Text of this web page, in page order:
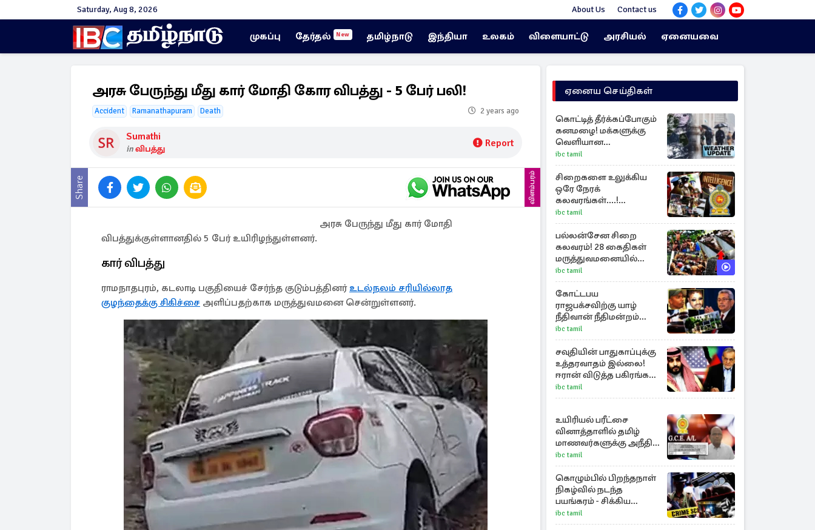
Saturday, Aug 8, 2026 About Us Contact us
முகப்பு தேர்தல் New தமிழ்நாடு இந்தியா உலகம் விளையாட்டு அரசியல் ஏனையவை
அரசு பேருந்து மீது கார் மோதி கோர விபத்து - 5 பேர் பலி!
Accident Ramanathapuram Death 2 years ago
Sumathi
inவிபத்து Report
Share விளம்பரம்
அரசு பேருந்து மீது கார் மோதி
விபத்துக்குள்ளானதில் 5 பேர் உயிரிழந்துள்ளனர்.
கார் விபத்து
ராமநாதபுரம், கடலாடி பகுதியைச் சேர்ந்த குடும்பத்தினர் உடல்நலம் சரியில்லாத
குழந்தைக்கு சிகிச்சை அளிப்பதற்காக மருத்துவமனை சென்றுள்ளனர்.
ஏனைய செய்திகள்
கொட்டித் தீர்க்கப்போகும்
கனமழை! மக்களுக்கு
வெளியான
முன்னெச்சரிக்கை
ibc tamil
சிறைகளை உலுக்கிய
ஒரே நேரக்
கலவரங்கள்....!
உளவுத்துறை எச்சரித்த
பாரிய சதி அம்பலம்
ibc tamil
பல்லன்சேன சிறை
கலவரம்! 28 கைதிகள்
மருத்துவமனையில்
அனுமதி
ibc tamil
கோட்டபய
ராஜபக்சவிற்கு யாழ்
நீதிவான் நீதிமன்றம்
பிறப்பித்த விசேட
உத்தரவு!
ibc tamil
சவுதியின் பாதுகாப்புக்கு
உத்தரவாதம் இல்லை!
ஈரான் விடுத்த பகிரங்க
எச்சரிக்கை
ibc tamil
உயிரியல் பரீட்சை
வினாத்தாளில் தமிழ்
மாணவர்களுக்கு அநீதி :
அம்பலப்படுத்திய எம்.பி
ibc tamil
கொழும்பில் பிறந்தநாள்
நிகழ்வில் நடந்த
பயங்கரம் - சிக்கிய
துப்பாக்கிதாரி உட்பட
மூவர் கைது
ibc tamil